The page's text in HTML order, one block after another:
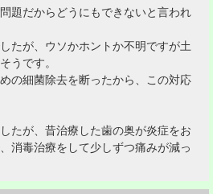
題だからどうにもできないと言われ
たが、ウソかホントか不明ですが土
うです。
の細菌除去を断ったから、この対応
たが、昔治療した歯の奥が炎症をお
消毒治療をして少しずつ痛みが減っ